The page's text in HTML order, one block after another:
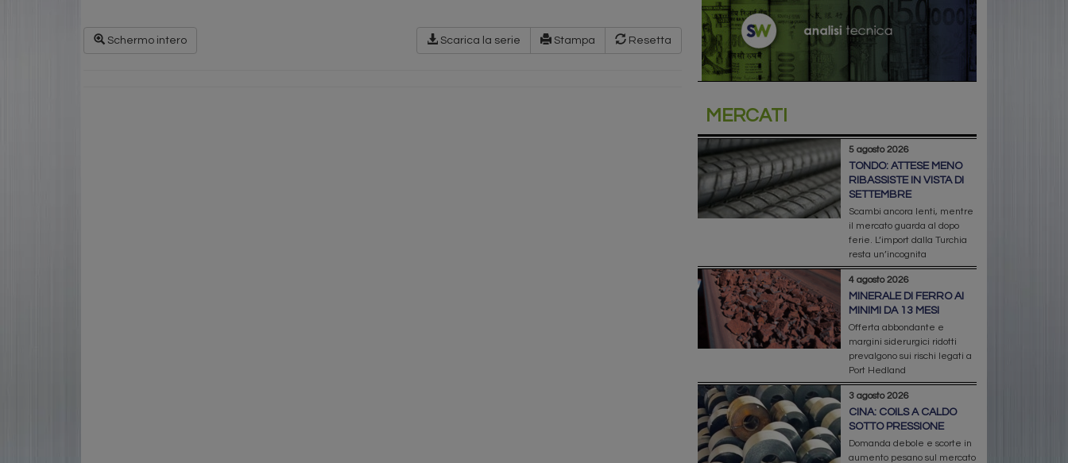
Schermo intero Scarica la serie Stampa Resetta
MERCATI
5 agosto 2026
TONDO: ATTESE MENO
RIBASSISTE IN VISTA DI
SETTEMBRE
Scambi ancora lenti, mentre
il mercato guarda al dopo
ferie. L’import dalla Turchia
resta un’incognita
4 agosto 2026
MINERALE DI FERRO AI
MINIMI DA 13 MESI
Offerta abbondante e
margini siderurgici ridotti
prevalgono sui rischi legati a
Port Hedland
3 agosto 2026
CINA: COILS A CALDO
SOTTO PRESSIONE
Domanda debole e scorte in
aumento pesano sul mercato